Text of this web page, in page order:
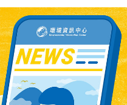
席林克（Heiner Linke）表
新功能量身打造材料的新機